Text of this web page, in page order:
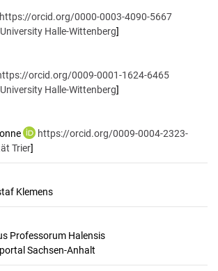
https://orcid.org/0000-0003-4090-5667
Halle-Wittenberg]
orcid.org/0009-0001-1624-6465
Halle-Wittenberg]
https://orcid.org/0009-0004-2323-
Trier]
Klemens
Professorum Halensis
Sachsen-Anhalt